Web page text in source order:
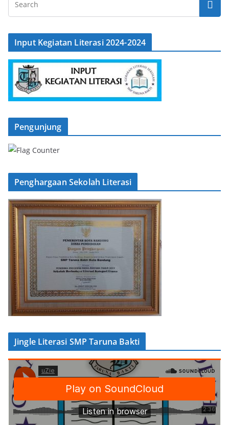
Input Kegiatan Literasi 2024-2024
Pengunjung
Penghargaan Sekolah Literasi
Jingle Literasi SMP Taruna Bakti